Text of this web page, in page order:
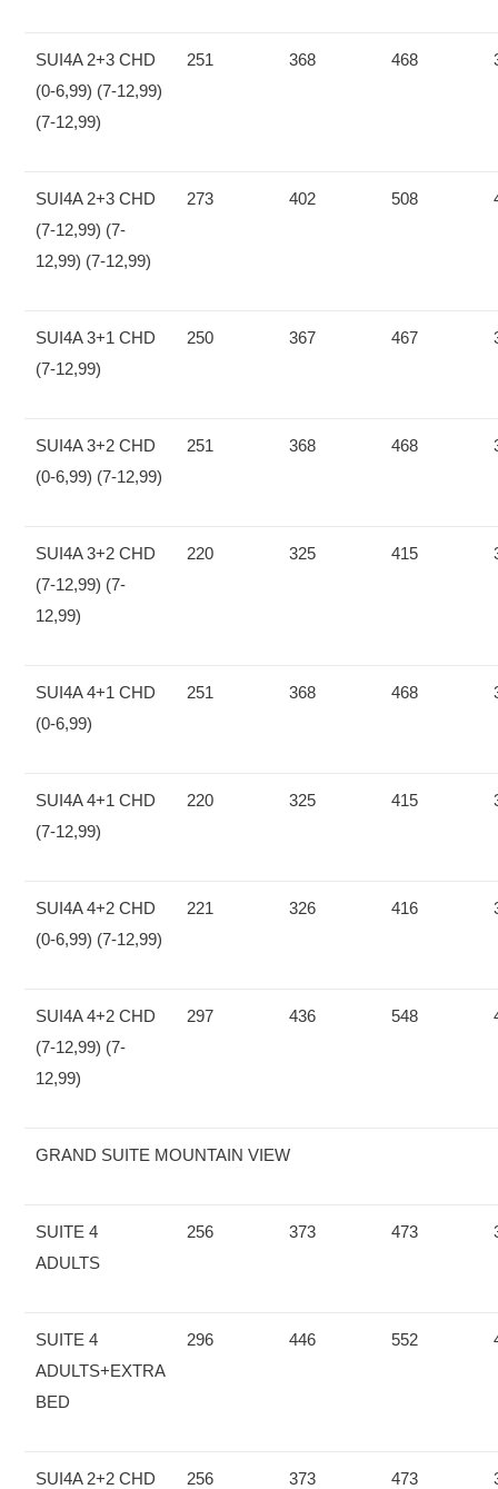
SUI4A 2+3 CHD
(0-6,99) (7-12,99)
(7-12,99)
251 368 468
SUI4A 2+3 CHD
(7-12,99) (7-
12,99) (7-12,99)
273 402 508
SUI4A 3+1 CHD
(7-12,99)
250 367 467
SUI4A 3+2 CHD
(0-6,99) (7-12,99)
251 368 468
SUI4A 3+2 CHD
(7-12,99) (7-
12,99)
220 325 415
SUI4A 4+1 CHD
(0-6,99)
251 368 468
SUI4A 4+1 CHD
(7-12,99)
220 325 415
SUI4A 4+2 CHD
(0-6,99) (7-12,99)
221 326 416
SUI4A 4+2 CHD
(7-12,99) (7-
12,99)
297 436 548
GRAND SUITE MOUNTAIN VIEW
SUITE 4
ADULTS
256 373 473
SUITE 4
ADULTS+EXTRA
BED
296 446 552
SUI4A 2+2 CHD 256 373 473